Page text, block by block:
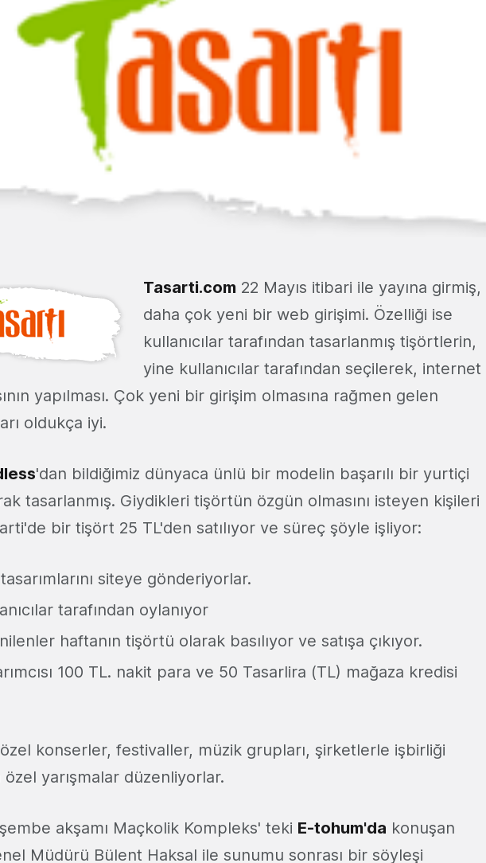
Tasarti.com 22 Mayıs itibari ile yayına girmiş,
daha çok yeni bir web girişimi. Özelliği ise
kullanıcılar tarafından tasarlanmış tişörtlerin,
yine kullanıcılar tarafından seçilerek, internet
yapılması. Çok yeni bir girişim olmasına rağmen gelen
oldukça iyi.
'dan bildiğimiz dünyaca ünlü bir modelin başarılı bir yurtiçi
tasarlanmış. Giydikleri tişörtün özgün olmasını isteyen kişileri
bir tişört 25 TL'den satılıyor ve süreç şöyle işliyor:
siteye gönderiyorlar.
tarafından oylanıyor
haftanın tişörtü olarak basılıyor ve satışa çıkıyor.
100 TL. nakit para ve 50 Tasarlira (TL) mağaza kredisi
özel konserler, festivaller, müzik grupları, şirketlerle işbirliği
yarışmalar düzenliyorlar.
akşamı Maçkolik Kompleks' teki E-tohum'da konuşan
Müdürü Bülent Haksal ile sunumu sonrası bir söyleşi